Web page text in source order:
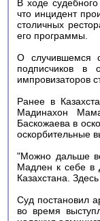
В ходе
что инцидент
столичных
его программы.
О случившемся
подписчиков в
импровизаторов
Ранее в
Мадинахон
Баскожаева в
оскорбительные
"Можно дальше
Мадлен к себе в
Казахстана.
Суд постановил
во время